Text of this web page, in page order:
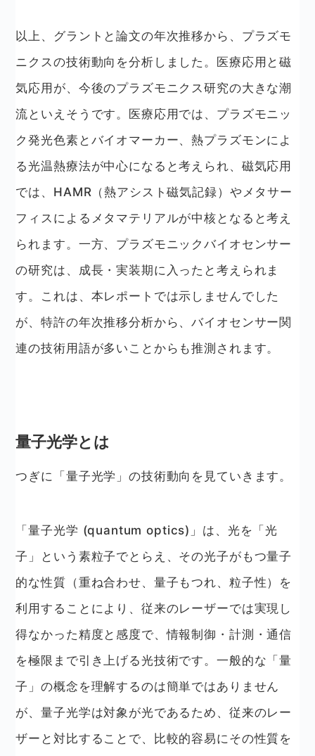
以上、グラントと論文の年次推移から、プラズモ
ニクスの技術動向を分析しました。医療応用と磁
気応用が、今後のプラズモニクス研究の大きな潮
流といえそうです。医療応用では、プラズモニッ
ク発光色素とバイオマーカー、熱プラズモンによ
る光温熱療法が中心になると考えられ、磁気応用
では、HAMR（熱アシスト磁気記録）やメタサー
フィスによるメタマテリアルが中核となると考え
られます。一方、プラズモニックバイオセンサー
の研究は、成長・実装期に入ったと考えられま
す。これは、本レポートでは示しませんでした
が、特許の年次推移分析から、バイオセンサー関
連の技術用語が多いことからも推測されます。
量子光学とは
つぎに「量子光学」の技術動向を見ていきます。
「量子光学 (quantum optics)」は、光を「光
子」という素粒子でとらえ、その光子がもつ量子
的な性質（重ね合わせ、量子もつれ、粒子性）を
利用することにより、従来のレーザーでは実現し
得なかった精度と感度で、情報制御・計測・通信
を極限まで引き上げる光技術です。一般的な「量
子」の概念を理解するのは簡単ではありません
が、量子光学は対象が光であるため、従来のレー
ザーと対比することで、比較的容易にその性質を